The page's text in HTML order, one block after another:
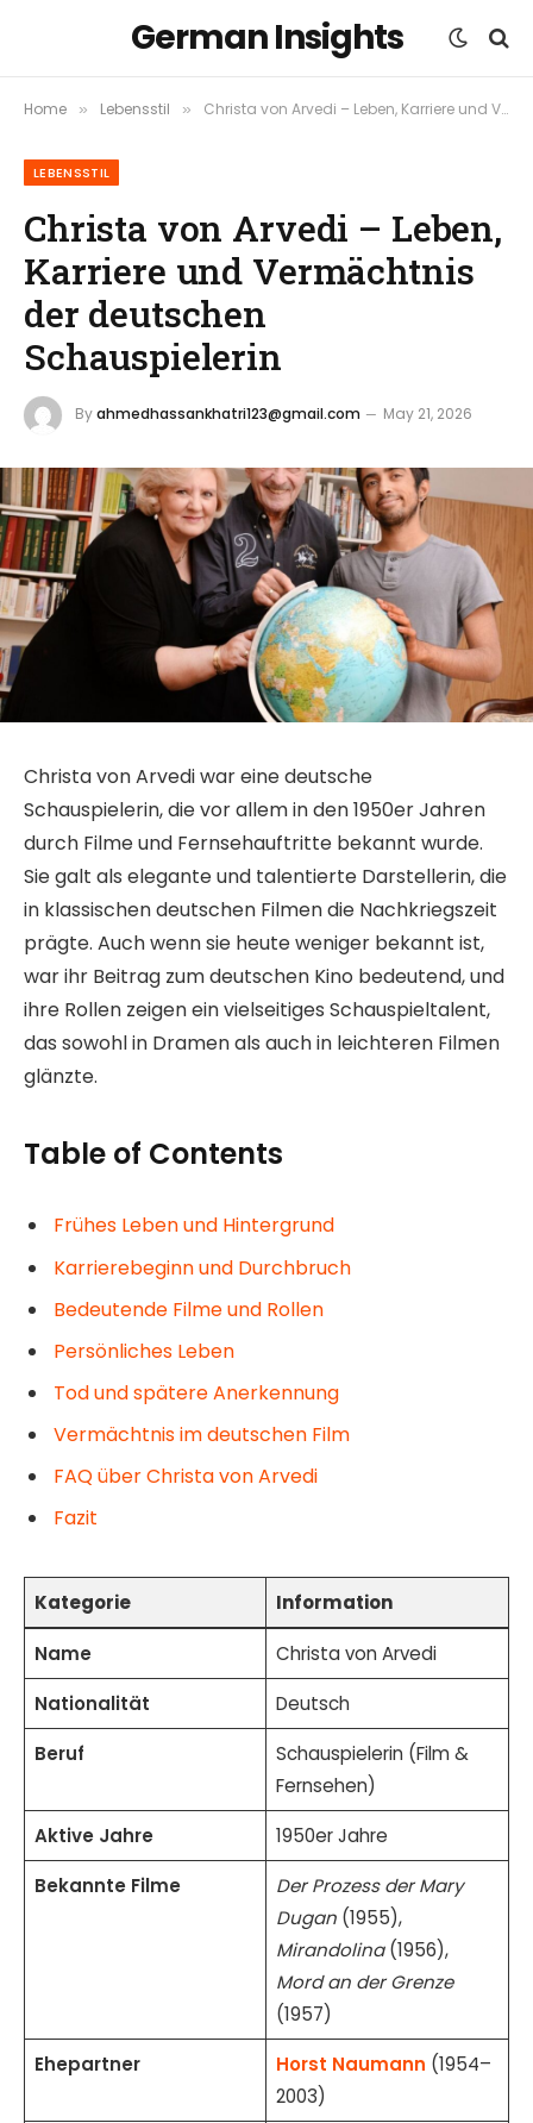
German Insights
Home » Lebensstil » Christa von Arvedi – Leben, Karriere und Vermächtnis der deutschen Schauspielerin
LEBENSSTIL
Christa von Arvedi – Leben,
Karriere und Vermächtnis
der deutschen
Schauspielerin
Byahmedhassankhatri123@gmail.com May 21, 2026
Christa von Arvedi war eine deutsche
Schauspielerin, die vor allem in den 1950er Jahren
durch Filme und Fernsehauftritte bekannt wurde.
Sie galt als elegante und talentierte Darstellerin, die
in klassischen deutschen Filmen die Nachkriegszeit
prägte. Auch wenn sie heute weniger bekannt ist,
war ihr Beitrag zum deutschen Kino bedeutend, und
ihre Rollen zeigen ein vielseitiges Schauspieltalent,
das sowohl in Dramen als auch in leichteren Filmen
glänzte.
Table of Contents
Frühes Leben und Hintergrund
Karrierebeginn und Durchbruch
Bedeutende Filme und Rollen
Persönliches Leben
Tod und spätere Anerkennung
Vermächtnis im deutschen Film
FAQ über Christa von Arvedi
Fazit
Kategorie Information
Name
Christa von Arvedi
Nationalität
Deutsch
Beruf
Schauspielerin (Film &
Fernsehen)
Aktive Jahre
1950er Jahre
Bekannte Filme
Der Prozess der Mary
Dugan(1955),
Mirandolina(1956),
Mord an der Grenze
(1957)
Ehepartner
Horst Naumann (1954–
2003)